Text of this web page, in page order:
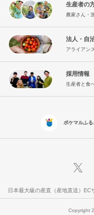
生産者の
農家さん・
法人・自
アライアン
採用情報
生産者と食
ポケマルふ
日本最大級の産直（産地直送）EC
Copyright